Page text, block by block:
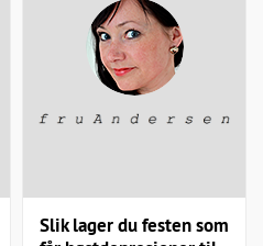
Slik lager du festen som